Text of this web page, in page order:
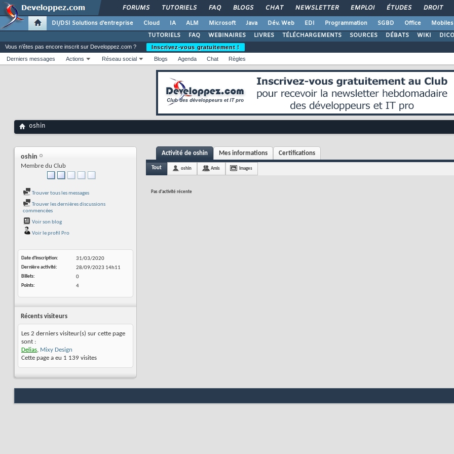
FORUMS TUTORIELS FAQ BLOGS CHAT NEWSLETTER EMPLOI ÉTUDES DROIT
DI/DSI Solutions d'entreprise Cloud IA ALM Microsoft Java Dév. Web EDI Programmation SGBD Office Mobiles
TUTORIELS
FAQ WEBINAIRES LIVRES TÉLÉCHARGEMENTS SOURCES DÉBATS WIKI DICO
Vous n'êtes pas encore inscrit sur Developpez.com ?
Inscrivez-vous gratuitement !
Derniers messages
Actions Réseau social Blogs Agenda Chat Règles
oshin
oshin
Membre du Club
Trouver tous les messages
Trouver les dernières discussions
commencées
Voir son blog
Voir le profil Pro
Date d'inscription
31/03/2020
Dernière activité
28/09/2023 14h11
Billets
0
Points
4
Récents visiteurs
Les 2 derniers visiteur(s) sur cette page
sont :
Delias, Mixy Design
Cette page a eu 1 139 visites
Activité de oshin Mes informations Certifications
Tout oshin Amis Images
Pas d'activité récente